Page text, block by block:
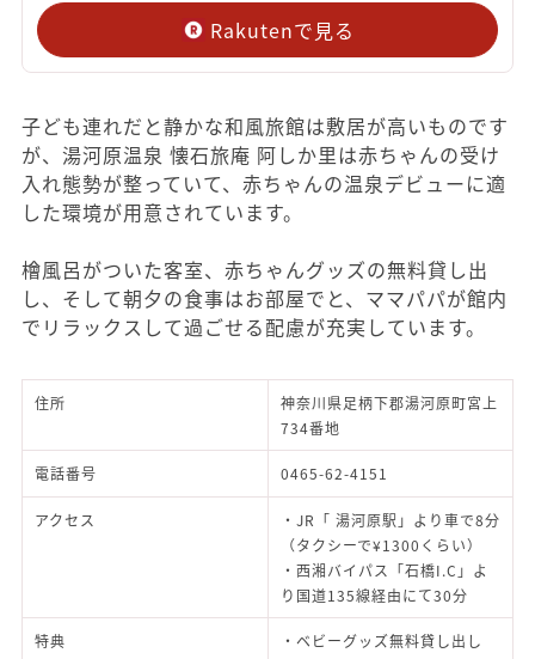
Rakutenで見る
子ども連れだと静かな和風旅館は敷居が高いものです
が、湯河原温泉 懐石旅庵 阿しか里は赤ちゃんの受け
入れ態勢が整っていて、赤ちゃんの温泉デビューに適
した環境が用意されています。
檜風呂がついた客室、赤ちゃんグッズの無料貸し出
し、そして朝夕の食事はお部屋でと、ママパパが館内
でリラックスして過ごせる配慮が充実しています。
住所
神奈川県足柄下郡湯河原町宮上
734番地
電話番号 0465-62-4151
アクセス
・JR「 湯河原駅」より車で8分
（タクシーで¥1300くらい）
・西湘バイパス「石橋I.C」よ
り国道135線経由にて30分
特典
・ベビーグッズ無料貸し出し